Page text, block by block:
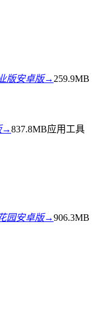
版安卓版→ 259.9MB
→837.8MB应用工具
园安卓版→906.3MB